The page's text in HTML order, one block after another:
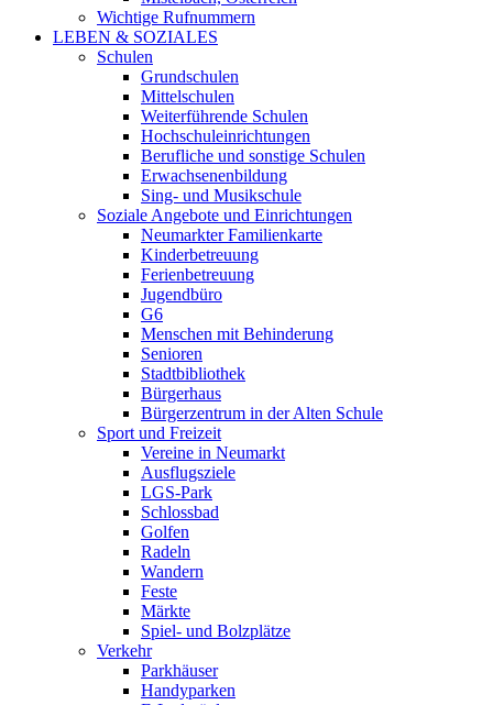
Wichtige Rufnummern
LEBEN & SOZIALES
Schulen
Grundschulen
Mittelschulen
Weiterführende Schulen
Hochschuleinrichtungen
Berufliche und sonstige Schulen
Erwachsenenbildung
Sing- und Musikschule
Soziale Angebote und Einrichtungen
Neumarkter Familienkarte
Kinderbetreuung
Ferienbetreuung
Jugendbüro
G6
Menschen mit Behinderung
Senioren
Stadtbibliothek
Bürgerhaus
Bürgerzentrum in der Alten Schule
Sport und Freizeit
Vereine in Neumarkt
Ausflugsziele
LGS-Park
Schlossbad
Golfen
Radeln
Wandern
Feste
Märkte
Spiel- und Bolzplätze
Verkehr
Parkhäuser
Handyparken